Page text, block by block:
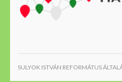
SULYOK ISTVÁN REFORMÁTUS